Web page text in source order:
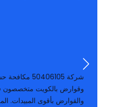
شركة
وقوارض بالكويت
والقوارض بأقوى المبيدات.